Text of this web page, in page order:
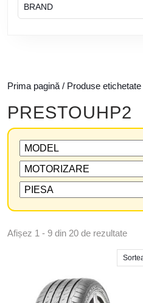
Prima pagină / Produse
PRESTOUHP2
Afișez 1 - 9 din 20 de rezultate